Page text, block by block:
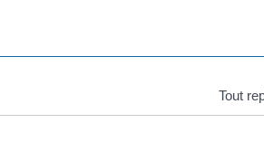
Tout